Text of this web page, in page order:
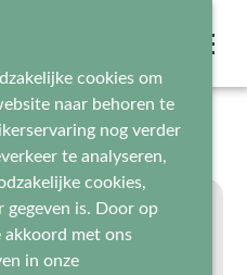
cookies om
naar behoren te
nog verder
te analyseren,
cookies,
gegeven is. Door op
akkoord met ons
in onze